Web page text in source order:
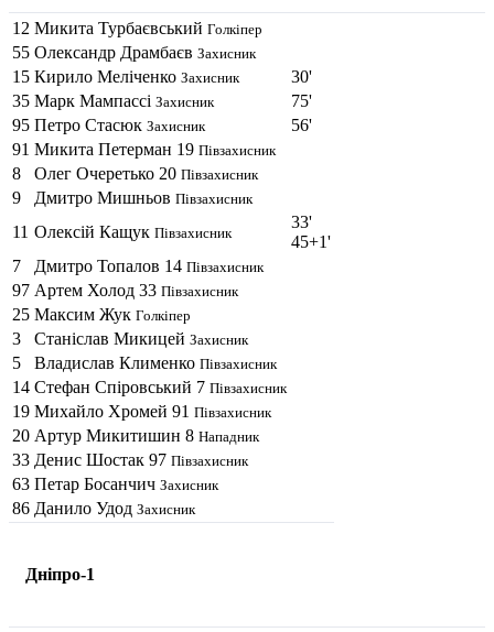
12 Микита Турбаєвський Голкіпер
55 Олександр Драмбаєв Захисник
15 Кирило Мелiченко Захисник
30'
35 Марк Мампассi Захисник
75'
95 Петро Стасюк Захисник
56'
91 Микита Петерман 19 Півзахисник
8 Олег Очеретько 20 Півзахисник
9 Дмитро Мишньов Півзахисник
11 Олексій Кащук Півзахисник
33'
45+1'
7
Дмитро Топалов 14 Півзахисник
97 Артем Холод 33 Півзахисник
25 Максим Жук Голкіпер
3 Станіслав Микицей Захисник
5 Владислав Клименко Півзахисник
14 Стефан Спіровський 7 Півзахисник
19 Михайло Хромей 91 Півзахисник
20 Артур Микитишин 8 Нападник
33 Денис Шостак 97 Півзахисник
63 Петар Босанчич Захисник
86 Данило Удод Захисник
Днiпро-1